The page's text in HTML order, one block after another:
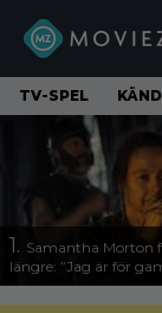
TV-SPEL
1. Samantha Morton
längre: ”Jag är för